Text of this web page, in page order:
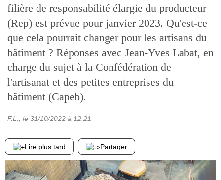
filière de responsabilité élargie du producteur
(Rep) est prévue pour janvier 2023. Qu'est-ce
que cela pourrait changer pour les artisans du
bâtiment ? Réponses avec Jean-Yves Labat, en
charge du sujet à la Confédération de
l'artisanat et des petites entreprises du
bâtiment (Capeb).
F.L. , le 31/10/2022 à 12:21
Lire plus tard Partager